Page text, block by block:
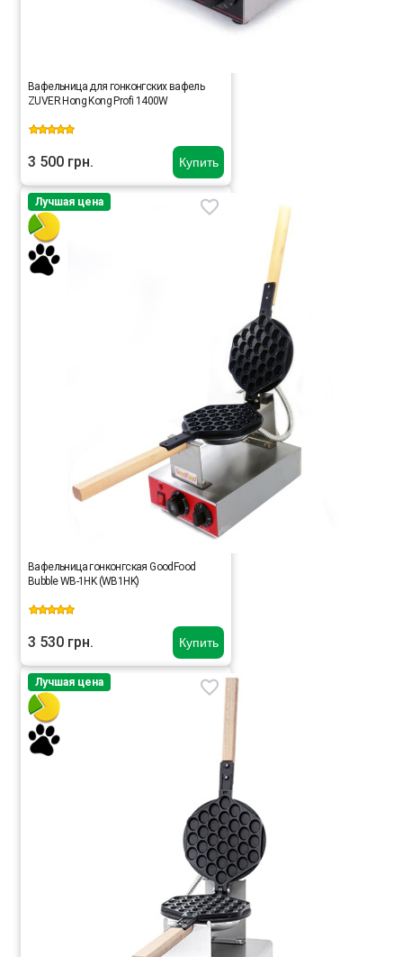
Купить
Вафельница для гонконгских вафель
ZUVER Hong Kong Profi 1400W
3 500 грн.
Купить
Лучшая цена
Вафельница гонконгская GoodFood
Bubble WB-1HK (WB1HK)
3 530 грн.
Лучшая цена